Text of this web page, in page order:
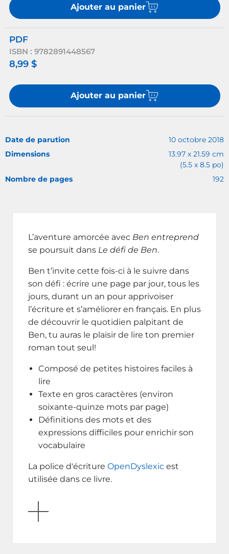
Ajouter au panier
PDF
ISBN : 9782891448567
8,99 $
Ajouter au panier
Date de parution
10 octobre 2018
Dimensions
13.97 x 21.59 cm
(5.5 x 8.5 po)
Nombre de pages
192
L’aventure amorcée avec Ben entreprend
se poursuit dans Le défi de Ben.
Ben t’invite cette fois-ci à le suivre dans
son défi : écrire une page par jour, tous les
jours, durant un an pour apprivoiser
l’écriture et s’améliorer en français. En plus
de découvrir le quotidien palpitant de
Ben, tu auras le plaisir de lire ton premier
roman tout seul!
Composé de petites histoires faciles à
lire
Texte en gros caractères (environ
soixante-quinze mots par page)
Définitions des mots et des
expressions difficiles pour enrichir son
vocabulaire
La police d'écriture OpenDyslexic est
utilisée dans ce livre.